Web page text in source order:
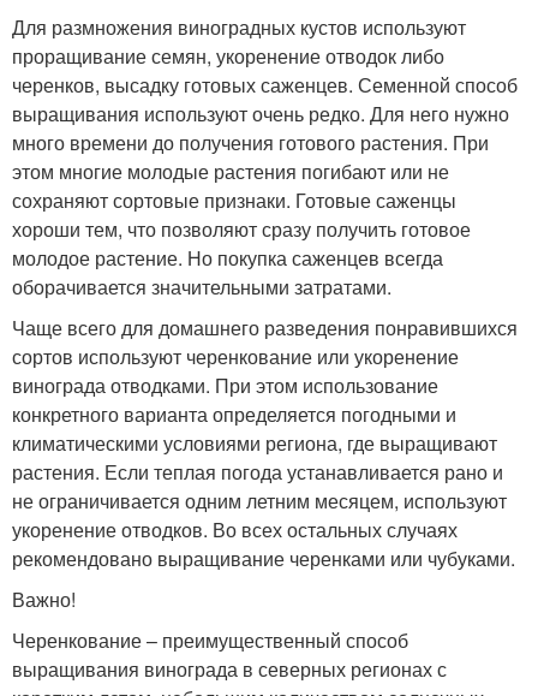
Для размножения виноградных кустов используют
проращивание семян, укоренение отводок либо
черенков, высадку готовых саженцев. Семенной способ
выращивания используют очень редко. Для него нужно
много времени до получения готового растения. При
этом многие молодые растения погибают или не
сохраняют сортовые признаки. Готовые саженцы
хороши тем, что позволяют сразу получить готовое
молодое растение. Но покупка саженцев всегда
оборачивается значительными затратами.
Чаще всего для домашнего разведения понравившихся
сортов используют черенкование или укоренение
винограда отводками. При этом использование
конкретного варианта определяется погодными и
климатическими условиями региона, где выращивают
растения. Если теплая погода устанавливается рано и
не ограничивается одним летним месяцем, используют
укоренение отводков. Во всех остальных случаях
рекомендовано выращивание черенками или чубуками.
Важно!
Черенкование – преимущественный способ
выращивания винограда в северных регионах с